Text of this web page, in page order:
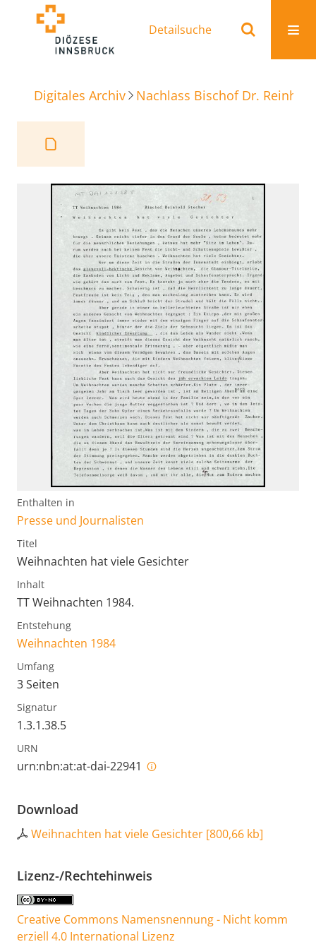
Detailsuche
Digitales Archiv Nachlass Bischof Dr.
Enthalten in
Presse und Journalisten
Titel
Weihnachten hat viele Gesichter
Inhalt
TT Weihnachten 1984.
Entstehung
Weihnachten 1984
Umfang
3 Seiten
Signatur
1.3.1.38.5
URN
urn:nbn:at:at-dai-22941
Download
Weihnachten hat viele Gesichter [800,66 kb]
Lizenz-/Rechtehinweis
Creative Commons Namensnennung - Nicht komm
erziell 4.0 International Lizenz